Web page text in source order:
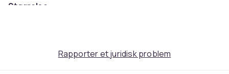
Størrelse
Rapporter et juridisk problem